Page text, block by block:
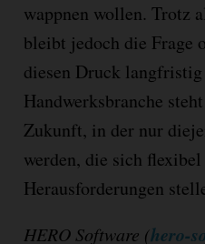
wappnen wollen. Trotz
bleibt jedoch die Frage
diesen Druck
Handwerksbranche
Zukunft, in der nur
werden, die sich
Herausforderungen
HERO Software (hero-